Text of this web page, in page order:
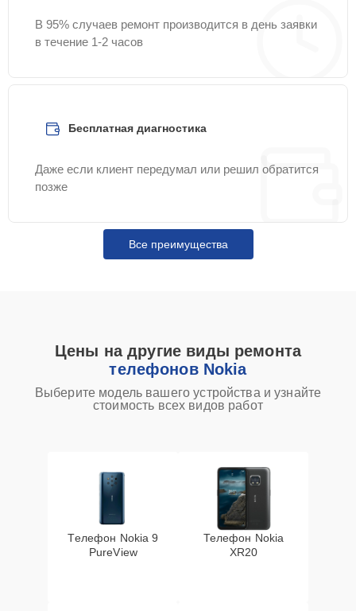
В 95% случаев ремонт производится в день заявки
в течение 1-2 часов
Бесплатная диагностика
Даже если клиент передумал или решил обратится
позже
Все преимущества
Цены на другие виды ремонта
телефонов Nokia
Выберите модель вашего устройства и узнайте
стоимость всех видов работ
Телефон Nokia 9
PureView
Телефон Nokia
XR20